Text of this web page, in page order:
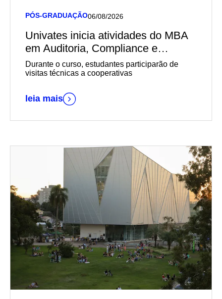
PÓS-GRADUAÇÃO06/08/2026
Univates inicia atividades do MBA
em Auditoria, Compliance e
Governança em Cooperativas em
parceria com o Sescoop/RS
Durante o curso, estudantes participarão de
visitas técnicas a cooperativas
leia mais